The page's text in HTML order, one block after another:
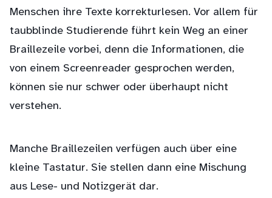
Menschen ihre Texte korrekturlesen. Vor allem für
taubblinde Studierende führt kein Weg an einer
Braillezeile vorbei, denn die Informationen, die
von einem Screenreader gesprochen werden,
können sie nur schwer oder überhaupt nicht
verstehen.
Manche Braillezeilen verfügen auch über eine
kleine Tastatur. Sie stellen dann eine Mischung
aus Lese- und Notizgerät dar.